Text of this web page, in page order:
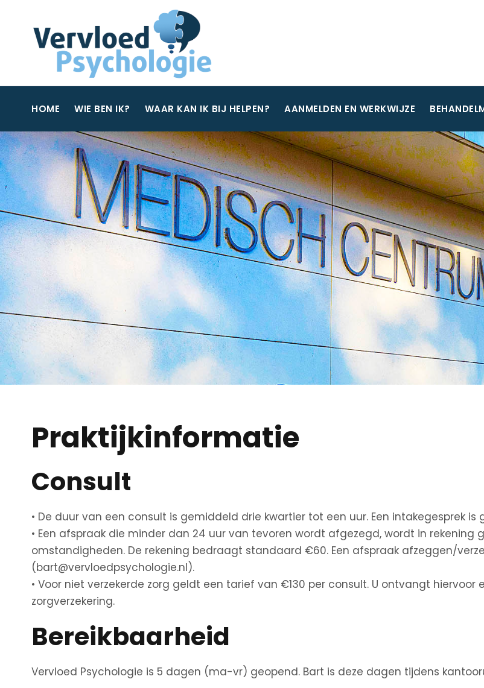
HOME WIE BEN IK? WAAR KAN IK BIJ HELPEN? AANMELDEN EN WERKWIJZE
Praktijkinformatie
Consult
• De duur van een consult is gemiddeld drie kwartier tot een uur. Een intakegesprek
• Een afspraak die minder dan 24 uur van tevoren wordt afgezegd, wordt in rekening
omstandigheden. De rekening bedraagt standaard €60. Een afspraak afzeggen/
(bart@vervloedpsychologie.nl).
• Voor niet verzekerde zorg geldt een tarief van €130 per consult. U ontvangt
zorgverzekering.
Bereikbaarheid
Vervloed Psychologie is 5 dagen (ma-vr) geopend. Bart is deze dagen tijdens